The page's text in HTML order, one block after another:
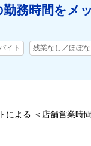
務時間をメ
イト 残業なし／ほぼな
による ＜店舗営業時